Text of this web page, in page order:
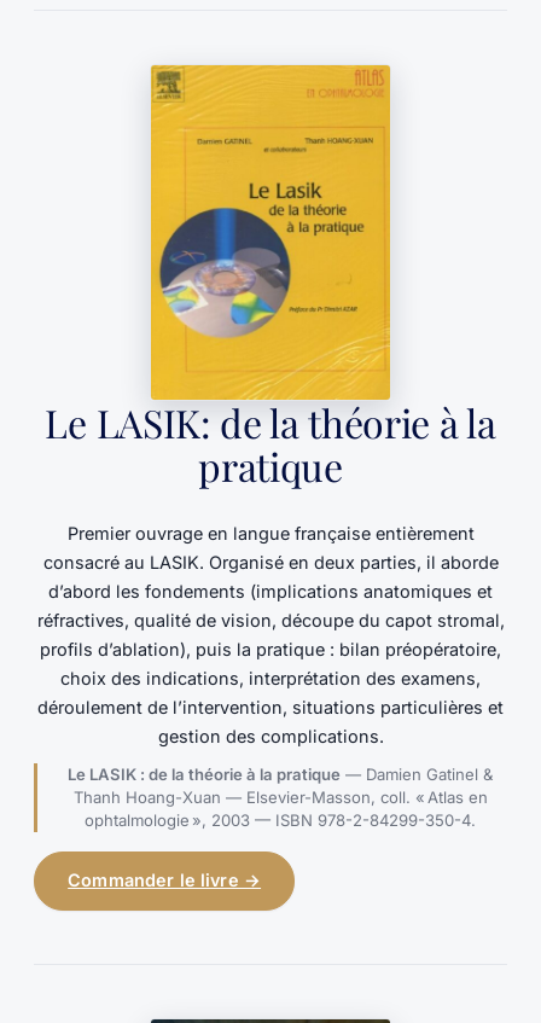
Le LASIK: de la théorie à la
pratique
Premier ouvrage en langue française entièrement
consacré au LASIK. Organisé en deux parties, il aborde
d’abord les fondements (implications anatomiques et
réfractives, qualité de vision, découpe du capot stromal,
profils d’ablation), puis la pratique : bilan préopératoire,
choix des indications, interprétation des examens,
déroulement de l’intervention, situations particulières et
gestion des complications.
Le LASIK : de la théorie à la pratique — Damien Gatinel &
Thanh Hoang-Xuan — Elsevier-Masson, coll. « Atlas en
ophtalmologie », 2003 — ISBN 978-2-84299-350-4.
Commander le livre →